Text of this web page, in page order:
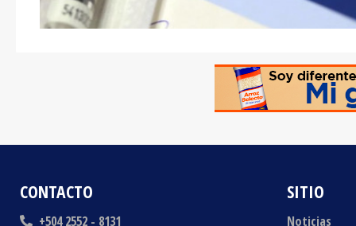
CONTACTO
+504 2552 - 8131
SITIO
Noticias